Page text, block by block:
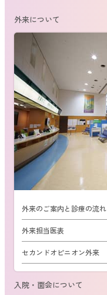
外来について
外来のご案内と診療の流れ
外来担当医表
セカンドオピニオン外来
入院・面会について